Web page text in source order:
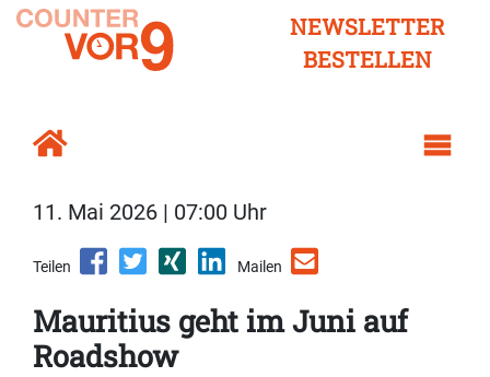
NEWSLETTER
BESTELLEN
11. Mai 2026 | 07:00 Uhr
Teilen Mailen
Mauritius geht im Juni auf
Roadshow